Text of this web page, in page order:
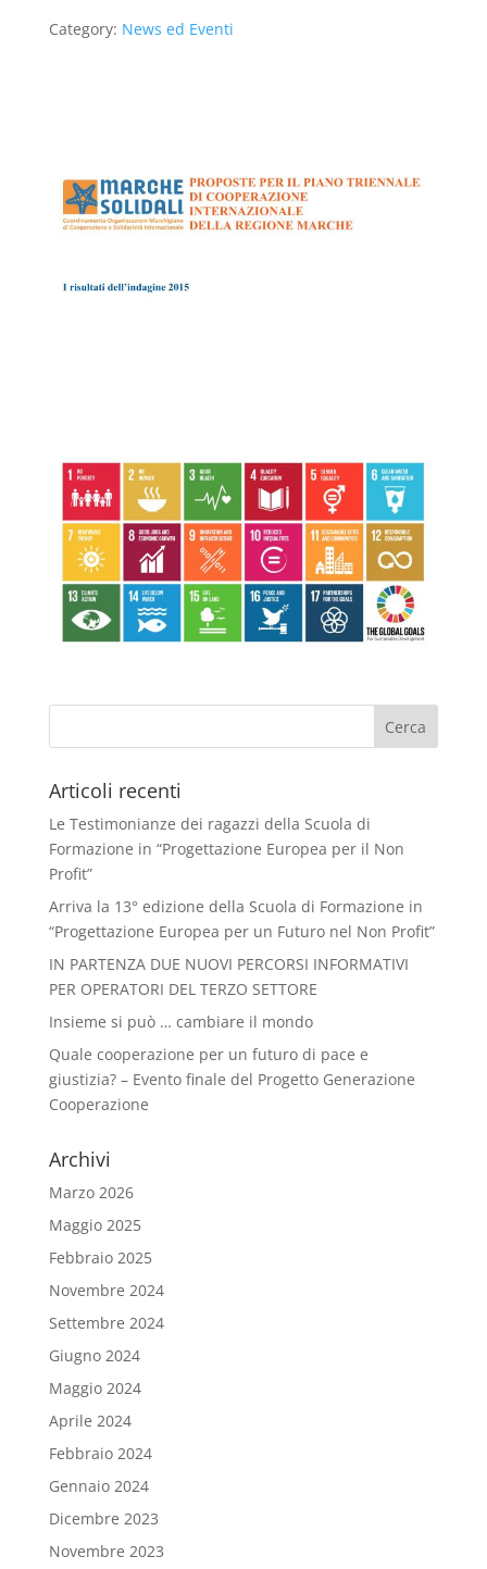
Category: News ed Eventi
Articoli recenti
Le Testimonianze dei ragazzi della Scuola di
Formazione in “Progettazione Europea per il Non
Profit”
Arriva la 13° edizione della Scuola di Formazione in
“Progettazione Europea per un Futuro nel Non Profit”
IN PARTENZA DUE NUOVI PERCORSI INFORMATIVI
PER OPERATORI DEL TERZO SETTORE
Insieme si può … cambiare il mondo
Quale cooperazione per un futuro di pace e
giustizia? – Evento finale del Progetto Generazione
Cooperazione
Archivi
Marzo 2026
Maggio 2025
Febbraio 2025
Novembre 2024
Settembre 2024
Giugno 2024
Maggio 2024
Aprile 2024
Febbraio 2024
Gennaio 2024
Dicembre 2023
Novembre 2023